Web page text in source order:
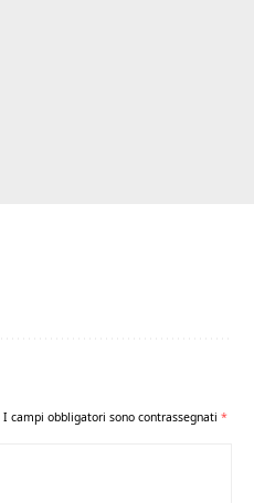
I campi obbligatori sono contrassegnati *